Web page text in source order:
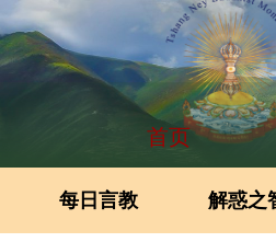
首页
每日言教 解惑之